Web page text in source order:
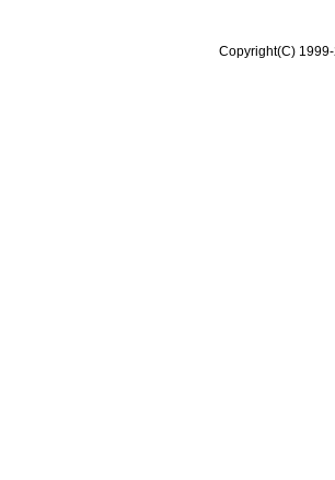
Copyright(C)